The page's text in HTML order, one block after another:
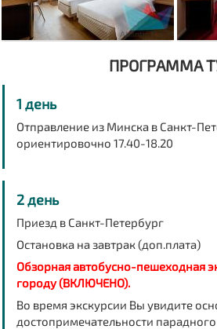
ПРОГРАММА
1 день
Отправление из Минска в Санкт-
ориентировочно 17.40-18.20
2 день
Приезд в Санкт-Петербург
Остановка на завтрак (доп.плата)
Обзорная автобусно-пешеходная
городу(ВКЛЮЧЕНО).
Во время экскурсии Вы увидите
достопримечательности